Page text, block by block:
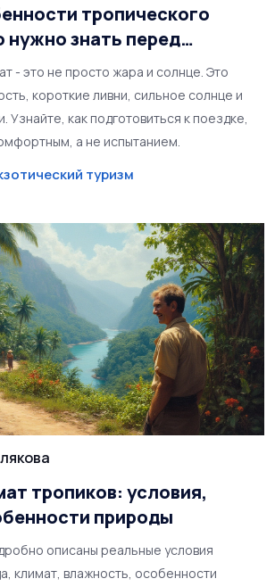
тропического
нужно знать перед
- это не просто жара и солнце. Это
короткие ливни, сильное солнце и
Узнайте, как подготовиться к поездке,
а не испытанием.
туризм
тропиков: условия,
природы
описаны реальные условия
климат, влажность, особенности